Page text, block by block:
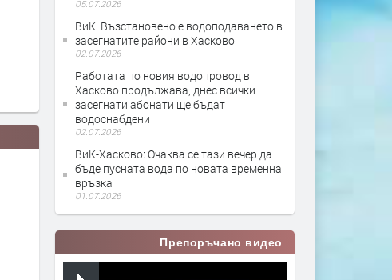
05.07.2026
ВиК: Възстановено е водоподаването в
засегнатите райони в Хасково
02.07.2026
Работата по новия водопровод в
Хасково продължава, днес всички
засегнати абонати ще бъдат
водоснабдени
02.07.2026
ВиК-Хасково: Очаква се тази вечер да
бъде пусната вода по новата временна
връзка
01.07.2026
Препоръчано видео